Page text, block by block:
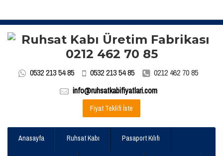
0532 213 54 85 0532 213 54 85
0212 462 70 85
info@ruhsatkabifiyatlari.com
Fiyat Teklifi İste
Anasayfa Ruhsat Kabı Pasaport Kılıfı